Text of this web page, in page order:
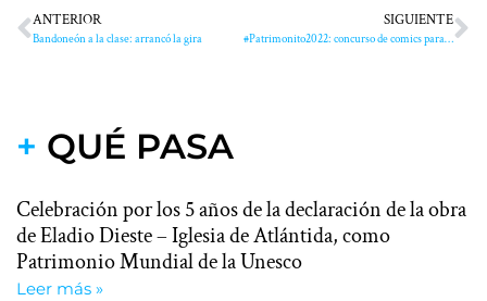
ANTERIOR
Bandoneón a la clase: arrancó la gira
SIGUIENTE
#Patrimonito2022: concurso de comics para niños y adolescentes entre 12 y 18 años
+ QUÉ PASA
Celebración por los 5 años de la declaración de la obra
de Eladio Dieste – Iglesia de Atlántida, como
Patrimonio Mundial de la Unesco
Leer más »